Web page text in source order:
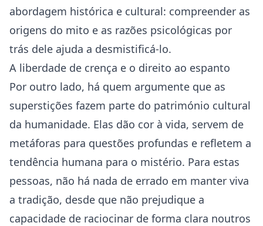
abordagem histórica e cultural: compreender as
origens do mito e as razões psicológicas por
trás dele ajuda a desmistificá-lo.
A liberdade de crença e o direito ao espanto
Por outro lado, há quem argumente que as
superstições fazem parte do património cultural
da humanidade. Elas dão cor à vida, servem de
metáforas para questões profundas e refletem a
tendência humana para o mistério. Para estas
pessoas, não há nada de errado em manter viva
a tradição, desde que não prejudique a
capacidade de raciocinar de forma clara noutros